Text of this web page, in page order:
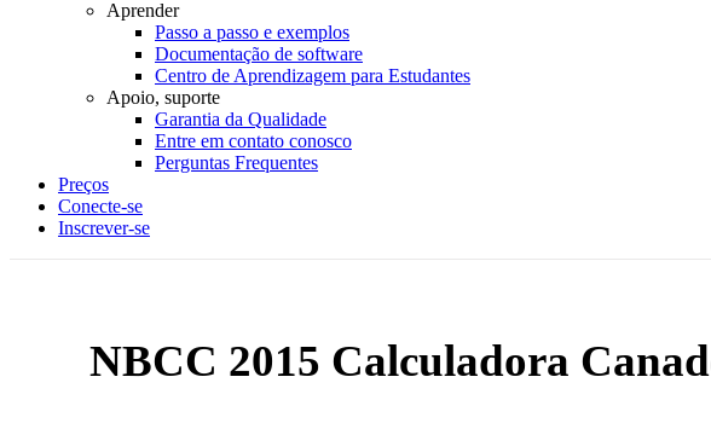
Aprender
Passo a passo e exemplos
Documentação de software
Centro de Aprendizagem para Estudantes
Apoio, suporte
Garantia da Qualidade
Entre em contato conosco
Perguntas Frequentes
Preços
Conecte-se
Inscrever-se
NBCC 2015 Calculadora